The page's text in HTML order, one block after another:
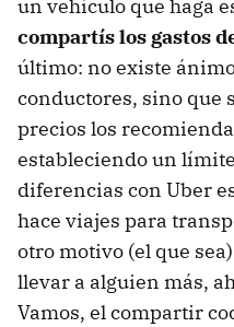
un vehículo que haga
compartís los gastos
último: no existe
conductores, sino que
precios los
estableciendo un
diferencias con Uber
hace viajes para
otro motivo (el que
llevar a alguien más,
Vamos, el compartir